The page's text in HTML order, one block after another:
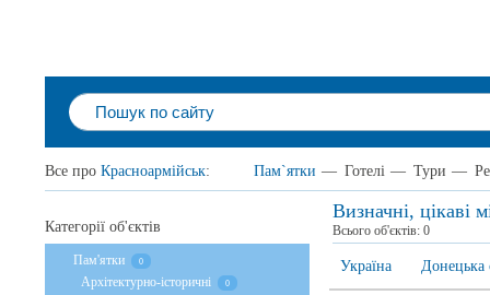
Все про Красноармійськ: Пам`ятки — Готелі — Тури —
Визначні, цікаві
Всього об'єктів: 0
Україна Донецька
Категорії об'єктів
Пам'ятки 0
Архітектурно-історичні 0